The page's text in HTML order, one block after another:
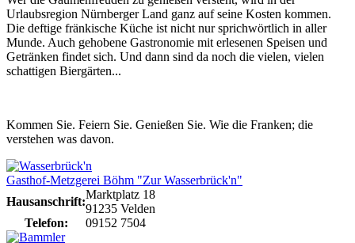
Urlaubsregion Nürnberger Land ganz auf seine Kosten kommen.
Die deftige fränkische Küche ist nicht nur sprichwörtlich in aller
Munde. Auch gehobene Gastronomie mit erlesenen Speisen und
Getränken findet sich. Und dann sind da noch die vielen, vielen
schattigen Biergärten...
Kommen Sie. Feiern Sie. Genießen Sie. Wie die Franken; die
verstehen was davon.
Gasthof-Metzgerei Böhm "Zur Wasserbrück'n"
Hausanschrift:
Marktplatz 18
91235 Velden
Telefon:
09152 7504